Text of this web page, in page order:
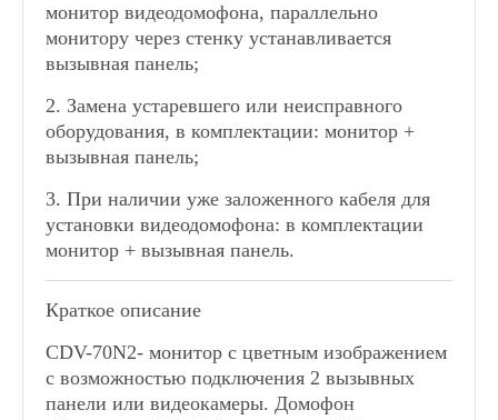
монитор видеодомофона, параллельно
монитору через стенку устанавливается
вызывная панель;
2. Замена устаревшего или неисправного
оборудования, в комплектации: монитор +
вызывная панель;
3. При наличии уже заложенного кабеля для
установки видеодомофона: в комплектации
монитор + вызывная панель.
Краткое описание
CDV-70N2- монитор с цветным изображением
с возможностью подключения 2 вызывных
панели или видеокамеры. Домофон